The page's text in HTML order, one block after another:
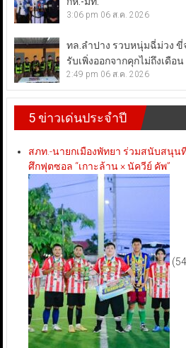
3:06 pm 06 ส.ค. 2026
ทล.ลำปาง รวบหนุ่มฉี่ม่วง ขี่
รับเพิ่งออกจากคุกไม่ถึงเดือน
2:49 pm 06 ส.ค. 2026
5 ข่าวเด่นประจำปี
สภท.-นายกเมืองพัทยา ร่วมสนับสนุน
ศึกฟุตซอล “เกาะล้าน × นัควีย์ คัพ”